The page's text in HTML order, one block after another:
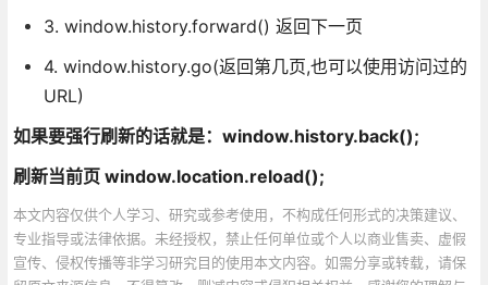
3. window.history.forward() 返回下一页
4. window.history.go(返回第几页,也可以使用访问过的
URL)
如果要强行刷新的话就是：window.history.back();
刷新当前页 window.location.reload();
本文内容仅供个人学习、研究或参考使用，不构成任何形式的决策建议、
专业指导或法律依据。未经授权，禁止任何单位或个人以商业售卖、虚假
宣传、侵权传播等非学习研究目的使用本文内容。如需分享或转载，请保